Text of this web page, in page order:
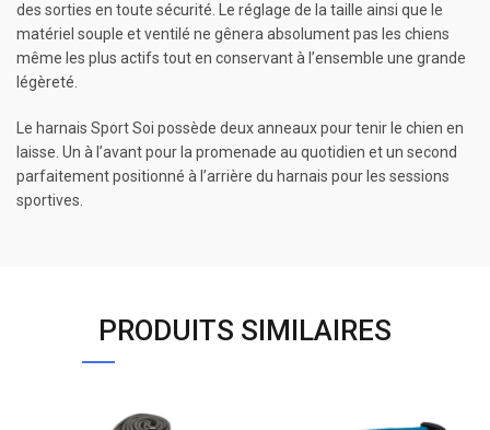
des sorties en toute sécurité. Le réglage de la taille ainsi que le
matériel souple et ventilé ne gênera absolument pas les chiens
même les plus actifs tout en conservant à l’ensemble une grande
légèreté.
Le harnais Sport Soi possède deux anneaux pour tenir le chien en
laisse. Un à l’avant pour la promenade au quotidien et un second
parfaitement positionné à l’arrière du harnais pour les sessions
sportives.
PRODUITS SIMILAIRES